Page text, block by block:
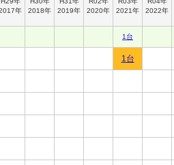
年
2018年
2019年
2020年
2021年
2022年
1台
1台